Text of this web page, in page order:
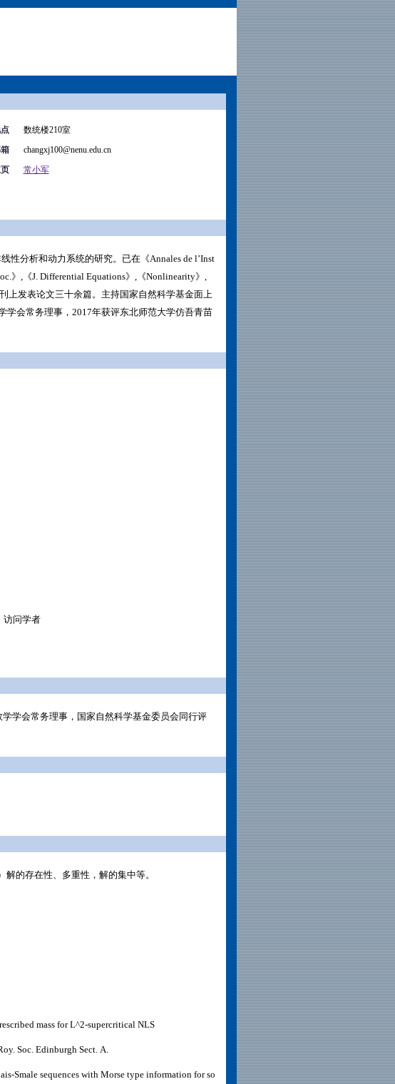
数统楼210室
changxj100@nenu.edu.cn
常小军
性分析和动力系统的研究。已在《Annales de l’Inst
》,《J. Differential Equations》,《Nonlinearity》,
上发表论文三十余篇。 主持国家自然科学基金面上
学会常务理事，2017年获评东北师范大学仿吾青苗
访问学者
学会常务理事， 国家自然科学基金委员会同行评
的存在性、多重性，解的集中等。
mass for L^2-supercritical NLS
Soc. Edinburgh Sect. A.
Smale sequences with Morse type information for so